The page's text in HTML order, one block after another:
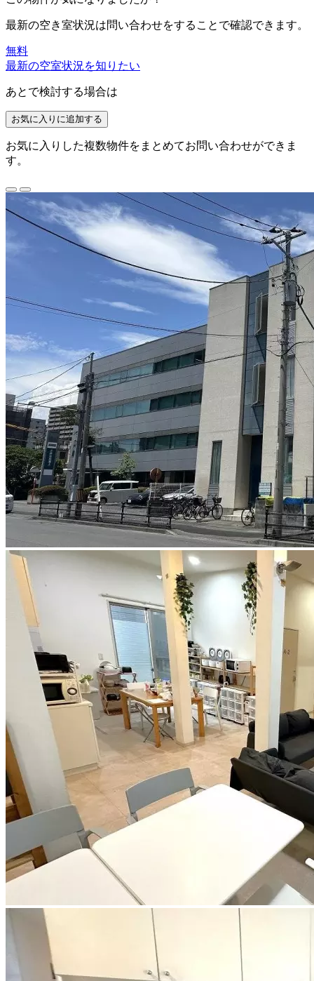
最新の空き室状況は問い合わせをすることで確認できます。
無料
最新の空室状況を知りたい
あとで検討する場合は
お気に入りに追加する
お気に入りした複数物件をまとめてお問い合わせができま
す。